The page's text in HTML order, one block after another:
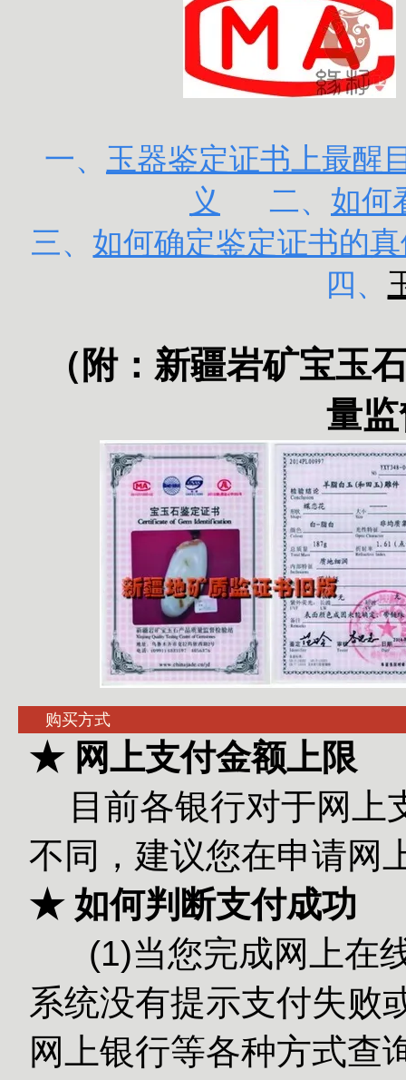
一、 玉器鉴定证书上最醒
义
二、 如何
三、 如何确定鉴定证书的
四、
（附： 新疆岩矿宝玉
量
购买方式
★ 网上支付金额上限
目前各银行对于网
不同，建议您在申请网
★ 如何判断支付成功
(1)当您完成网上在线
系统没有提示支付失败
网上银行等各种方式查